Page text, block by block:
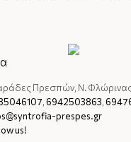
Πρεσπών, Ν.
,6942503863,
prespes.gr
us!